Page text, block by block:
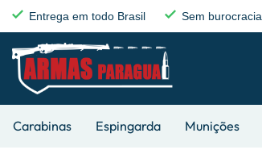
Entrega em todo Brasil Sem burocracia
Carabinas Espingarda Munições